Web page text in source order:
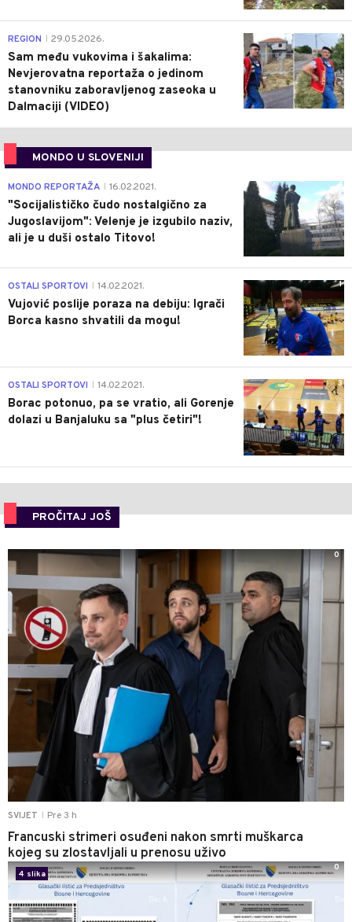
0
REGION 29.05.2026.
Sam među vukovima i šakalima:
Nevjerovatna reportaža o jedinom
stanovniku zaboravljenog zaseoka u
Dalmaciji (VIDEO)
MONDO U SLOVENIJI
4
MONDO REPORTAŽA 16.02.2021.
"Socijalističko čudo nostalgično za
Jugoslavijom": Velenje je izgubilo naziv,
ali je u duši ostalo Titovo!
1
OSTALI SPORTOVI 14.02.2021.
Vujović poslije poraza na debiju: Igrači
Borca kasno shvatili da mogu!
3
OSTALI SPORTOVI 14.02.2021.
Borac potonuo, pa se vratio, ali Gorenje
dolazi u Banjaluku sa "plus četiri"!
PROČITAJ JOŠ
SVIJET Pre 3 h
Francuski strimeri osuđeni nakon smrti muškarca
kojeg su zlostavljali u prenosu uživo
0
4 slika
0